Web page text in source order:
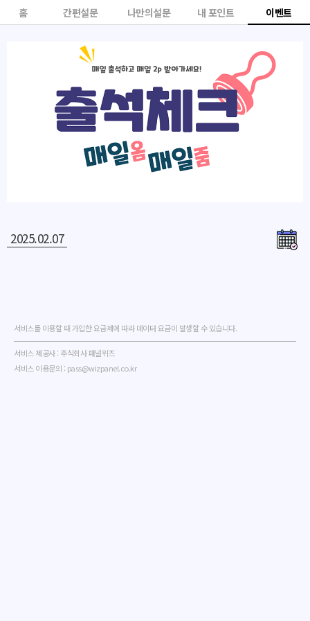
2025.02.07
서비스를 이용할 때 가입한 요금제에 따라 데이터 요금이 발생할 수 있습니다.
서비스 제공사 : 주식회사 패널위즈
서비스 이용문의 : pass@wizpanel.co.kr
홈 간편설문 나만의설문 내 포인트 이벤트